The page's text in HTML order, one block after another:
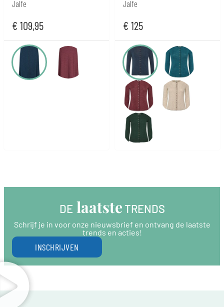
Jalfe
€ 109,95
Jalfe
€ 125
DE laatste TRENDS
Schrijf je in voor onze nieuwsbrief en ontvang de laatste
trends en acties!
INSCHRIJVEN